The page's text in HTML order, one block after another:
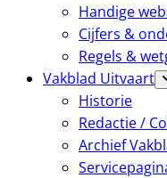
Handige
Cijfers &
Regels &
Vakblad Uitvaart
Historie
Redactie /
Archief